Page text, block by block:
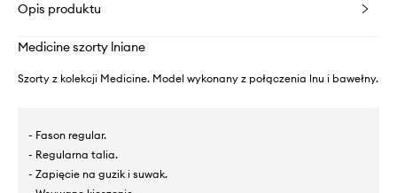
Opis produktu
Medicine szorty lniane
Szorty z kolekcji Medicine. Model wykonany z połączenia lnu i bawełny.
- Fason regular.
- Regularna talia.
- Zapięcie na guzik i suwak.